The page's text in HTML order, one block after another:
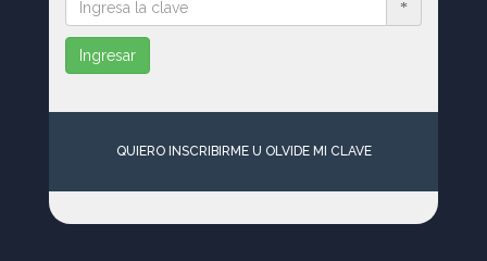
Ingresar
QUIERO INSCRIBIRME U OLVIDE MI CLAVE